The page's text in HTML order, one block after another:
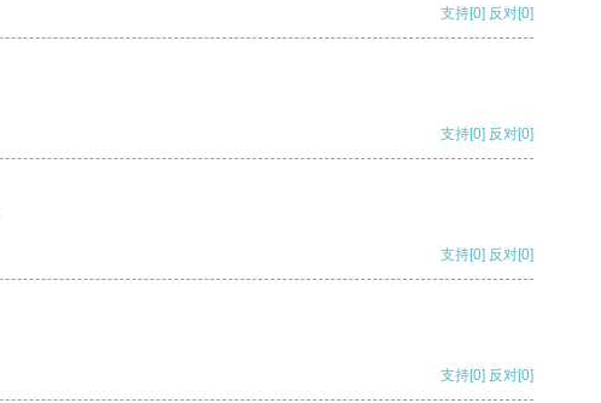
支持[0] 反对[0]
支持[0] 反对[0]
支持[0] 反对[0]
支持[0] 反对[0]